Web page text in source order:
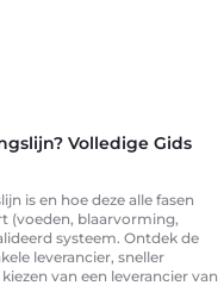
Volledige Gids
is en hoe deze alle fasen
(voeden, blaarvorming,
systeem. Ontdek de
leverancier, sneller
van een leverancier van